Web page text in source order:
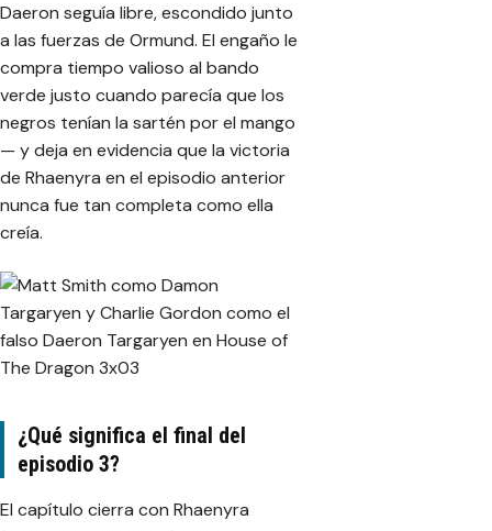
Daeron seguía libre, escondido junto
a las fuerzas de Ormund. El engaño le
compra tiempo valioso al bando
verde justo cuando parecía que los
negros tenían la sartén por el mango
— y deja en evidencia que la victoria
de Rhaenyra en el episodio anterior
nunca fue tan completa como ella
creía.
¿Qué significa el final del
episodio 3?
El capítulo cierra con Rhaenyra